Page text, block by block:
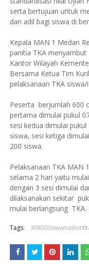
serta bertujuan untuk
dan adil bagi siswa di
Kepala MAN 1 Medan
panitia TKA
Kantor Wilayah
Bersama Ketua Tim
pelaksanaan TKA
Peserta berjumlah 600
pertama dimulai pukul
sesi kedua dimulai
siswa, sesi ketiga
200 siswa.
Pelaksanaan TKA MAN
selama 2 hari yaitu
dengan 3 sesi dimulai
dilaksanakan sekitar
mulai berlangsung TKA.
Tags: